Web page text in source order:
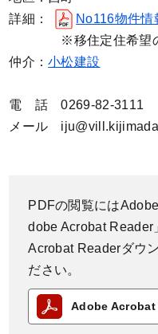
詳細：
No116物件
※移住定住希望の
仲介：小松建設
電 話 0269-82-3111
メール
PDFの閲覧には
dobe Acrobat
Acrobat Readerダウ
ださい。
Adobe Acrobat